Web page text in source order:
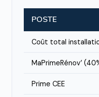
POSTE
Coût total
MaPrimeRénov’
Prime CEE